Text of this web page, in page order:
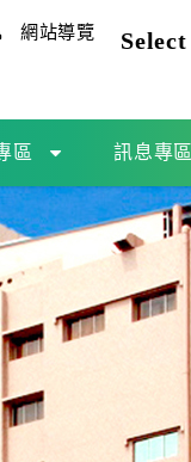
網站導覽
區 訊息專區